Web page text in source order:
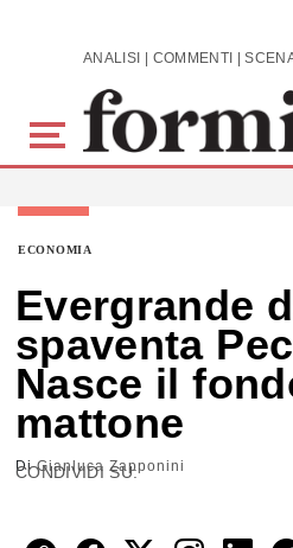
Skip to main content
ECONOMIA
Evergrande
spaventa
Nasce il
mattone
DiGianluca Zapponini
CONDIVIDI SU: